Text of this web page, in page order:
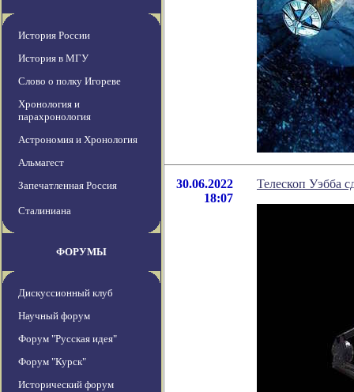
История России
История в МГУ
Слово о полку Игореве
Хронология и
парахронология
Астрономия и Хронология
Альмагест
Запечатленная Россия
Сталиниана
ФОРУМЫ
Дискуссионный клуб
Научный форум
Форум "Русская идея"
Форум "Курск"
Исторический форум
30.06.2022
18:07
Телескоп Уэбба